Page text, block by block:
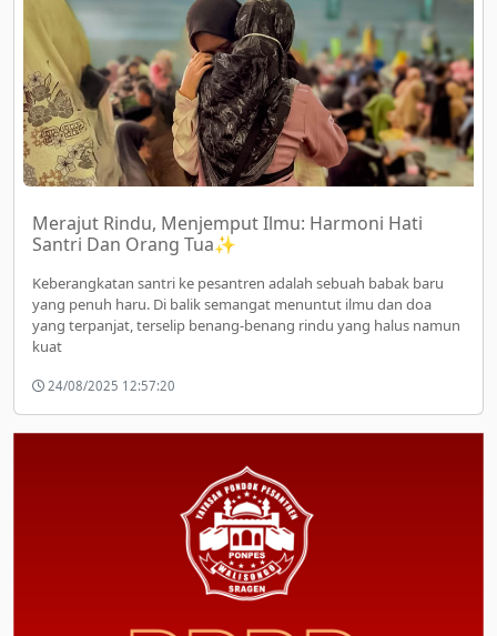
Merajut Rindu, Menjemput Ilmu: Harmoni Hati
Santri Dan Orang Tua✨
Keberangkatan santri ke pesantren adalah sebuah babak baru
yang penuh haru. Di balik semangat menuntut ilmu dan doa
yang terpanjat, terselip benang-benang rindu yang halus namun
kuat
24/08/2025 12:57:20